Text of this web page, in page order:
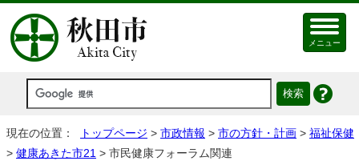
メニュー
現在の位置： トップページ > 市政情報 > 市の方針・計画 > 福祉保健
> 健康あきた市21 > 市民健康フォーラム関連